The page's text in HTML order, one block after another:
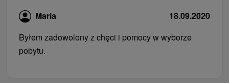
Maria
18.09.2020
Byłem zadowolony z chęci i pomocy w wyborze
pobytu.